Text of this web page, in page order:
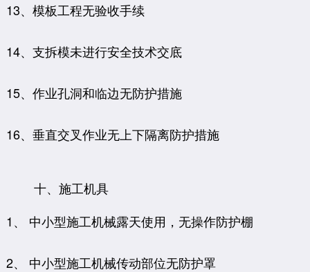
13、模板工程无验收手续
14、支拆模未进行安全技术交底
15、作业孔洞和临边无防护措施
16、垂直交叉作业无上下隔离防护措施
十、施工机具
1、 中小型施工机械露天使用，无操作防护棚
2、 中小型施工机械传动部位无防护罩